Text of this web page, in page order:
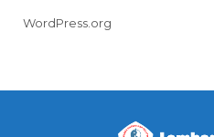
WordPress.org